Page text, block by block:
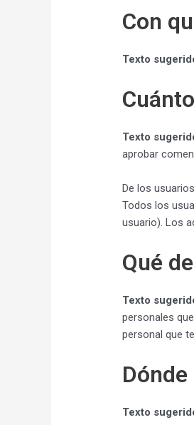
Con
Texto
Texto
aprobar
De los
Todos los
usuario). Los
Qué
Texto
personales
personal que
Texto